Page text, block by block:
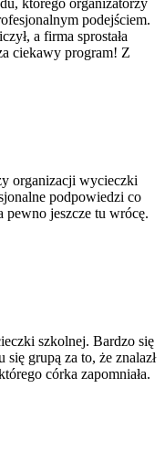
podejściem.
a firma sprostała
ciekawy program! Z
organizacji wycieczki
podpowiedzi co
jeszcze tu wrócę.
szkolnej. Bardzo się
grupą za to, że znalazł
córka zapomniała.